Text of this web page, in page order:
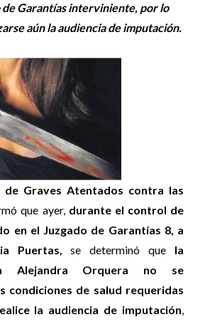
de Garantías interviniente, por lo
aún la audiencia de imputación.
de Graves Atentados contra las
que ayer, durante el control de
en el Juzgado de Garantías 8, a
Puertas, se determinó que la
Alejandra Orquera no se
condiciones de salud requeridas
la audiencia de imputación,